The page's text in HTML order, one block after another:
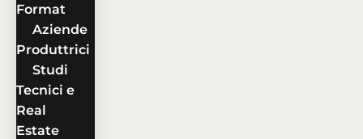
Format
Aziende
Produttrici
Studi
Tecnici e
Real
Estate